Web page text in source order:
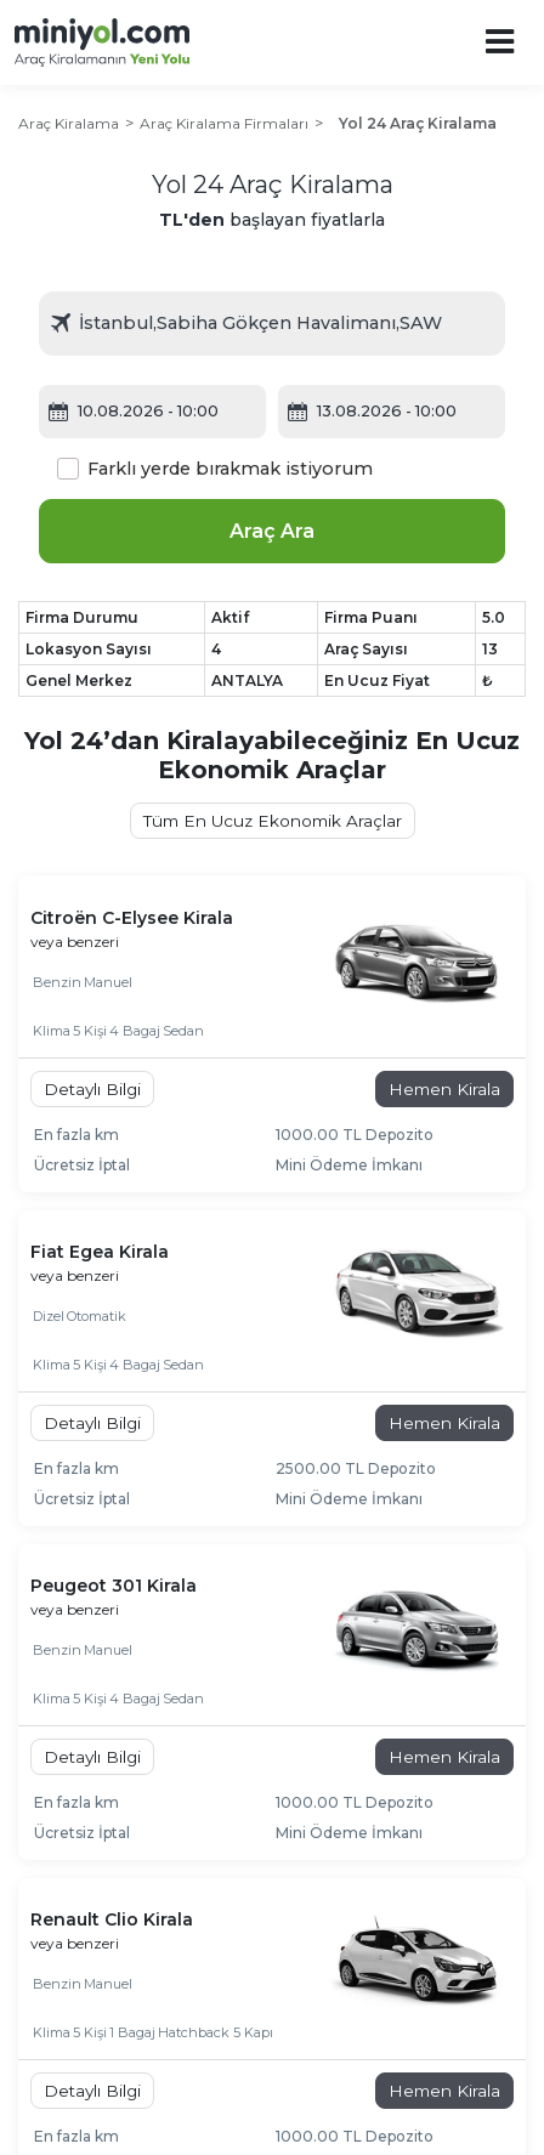
Araç Kiralama Araç Kiralama Firmaları Yol 24 Araç Kiralama
Yol 24 Araç Kiralama
TL'den başlayan fiyatlarla
10.08.2026 - 10:00 13.08.2026 - 10:00
Araç Ara
Farklı yerde bırakmak istiyorum
Firma Durumu Aktif Firma Puanı
5.0
Lokasyon Sayısı
4 Araç Sayısı
13
Genel Merkez
ANTALYA En Ucuz Fiyat ₺
Yol 24’dan Kiralayabileceğiniz En Ucuz
Ekonomik Araçlar
Tüm En Ucuz Ekonomik Araçlar
Citroën C-Elysee Kirala
veya benzeri
Benzin Manuel
Klima 5 Kişi 4 Bagaj Sedan
Detaylı Bilgi Hemen Kirala
En fazla km
1000.00 TL Depozito
Ücretsiz İptal
Mini Ödeme İmkanı
Fiat Egea Kirala
veya benzeri
Dizel Otomatik
Klima 5 Kişi 4 Bagaj Sedan
Detaylı Bilgi Hemen Kirala
En fazla km
2500.00 TL Depozito
Ücretsiz İptal
Mini Ödeme İmkanı
Peugeot 301 Kirala
veya benzeri
Benzin Manuel
Klima 5 Kişi 4 Bagaj Sedan
Detaylı Bilgi Hemen Kirala
En fazla km
1000.00 TL Depozito
Ücretsiz İptal
Mini Ödeme İmkanı
Renault Clio Kirala
veya benzeri
Benzin Manuel
Klima 5 Kişi 1 Bagaj Hatchback 5 Kapı
Detaylı Bilgi Hemen Kirala
En fazla km
1000.00 TL Depozito